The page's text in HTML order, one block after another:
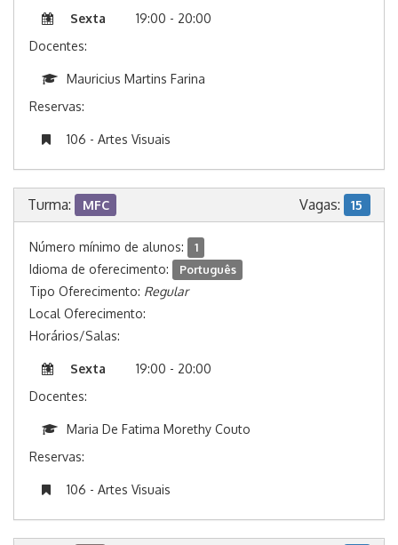
Sexta
19:00 - 20:00
Docentes:
Mauricius Martins Farina
Reservas:
106 - Artes Visuais
Turma: MFC Vagas: 15
Número mínimo de alunos: 1
Idioma de oferecimento: Português
Tipo Oferecimento: Regular
Local Oferecimento:
Horários/Salas:
Sexta
19:00 - 20:00
Docentes:
Maria De Fatima Morethy Couto
Reservas:
106 - Artes Visuais